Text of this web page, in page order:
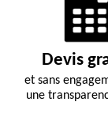
Devis
et sans
une